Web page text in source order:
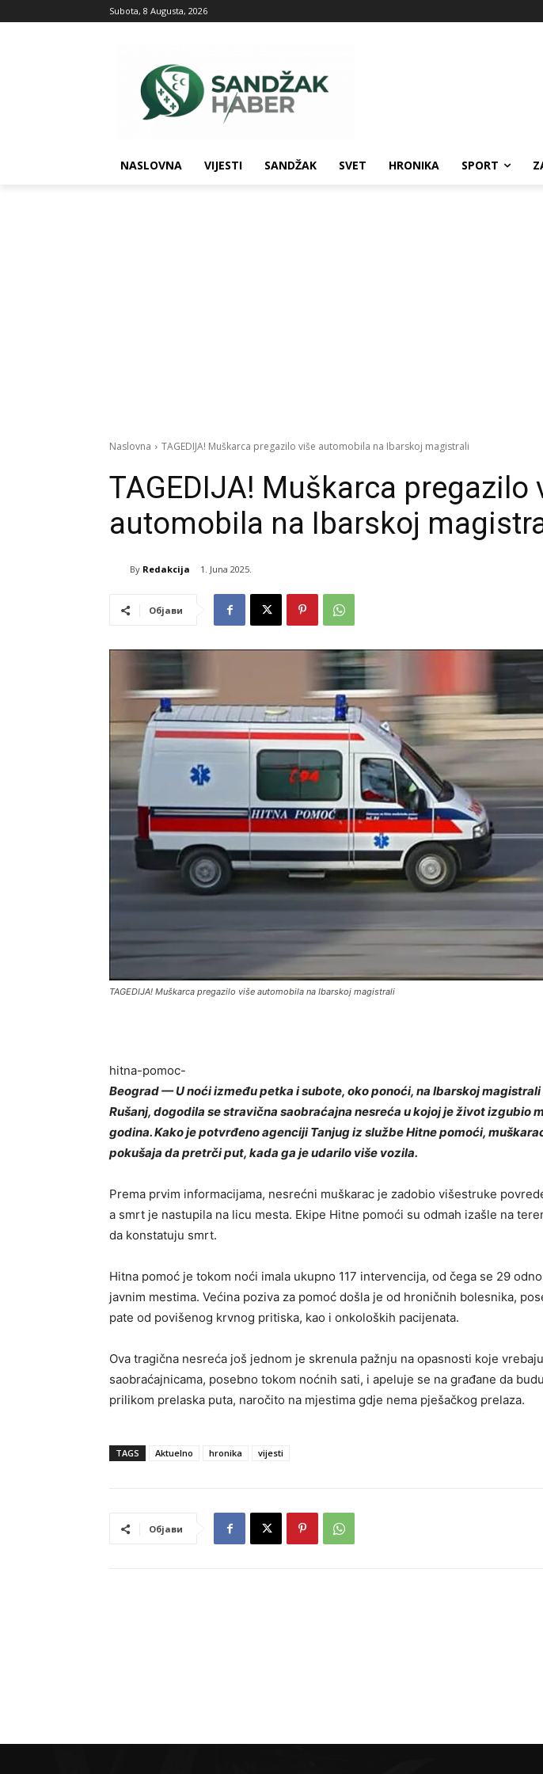
Subota, 8 Augusta, 2026
NASLOVNA VIJESTI SANDŽAK SVET HRONIKA SPORT
Naslovna TAGEDIJA! Muškarca pregazilo više automobila na Ibarskoj magistrali
TAGEDIJA! Muškarca pregazilo
automobila na Ibarskoj
By Redakcija 1. Juna 2025.
Објави
TAGEDIJA! Muškarca pregazilo više automobila na Ibarskoj magistrali
hitna-pomoc-
Beograd — U noći između petka i subote, oko ponoći, na Ibarskoj
Rušanj, dogodila se stravična saobraćajna nesreća u kojoj je život izgubio
godina. Kako je potvrđeno agenciji Tanjug iz službe Hitne pomoći,
pokušaja da pretrči put, kada ga je udarilo više vozila.
Prema prvim informacijama, nesrećni muškarac je zadobio višestruke
a smrt je nastupila na licu mesta. Ekipe Hitne pomoći su odmah izašle na
da konstatuju smrt.
Hitna pomoć je tokom noći imala ukupno 117 intervencija, od čega se 29
javnim mestima. Većina poziva za pomoć došla je od hroničnih bolesnika,
pate od povišenog krvnog pritiska, kao i onkoloških pacijenata.
Ova tragična nesreća još jednom je skrenula pažnju na opasnosti koje
saobraćajnicama, posebno tokom noćnih sati, i apeluje se na građane da
prilikom prelaska puta, naročito na mjestima gdje nema pješačkog prelaza.
TAGS Aktuelno hronika vijesti
Објави